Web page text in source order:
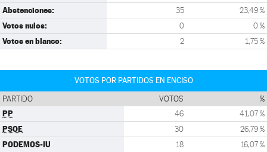
Abstenciones: 35 23,49 %
Votos nulos: 0 0 %
Votos en blanco: 2 1,75 %
VOTOS POR PARTIDOS EN ENCISO
PARTIDO VOTOS %
PP 46 41,07 %
PSOE 30 26,79 %
PODEMOS-IU 18 16,07 %